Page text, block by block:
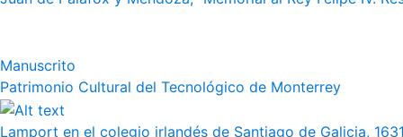
Manuscrito
Patrimonio Cultural del Tecnológico de Monterrey
Lamport en el colegio irlandés de Santiago de Galicia,